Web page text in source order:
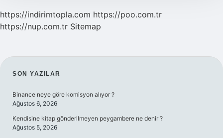
https://indirimtopla.com https://poo.com.tr
https://nup.com.tr Sitemap
SIDEBAR
SON YAZILAR
Binance neye göre komisyon alıyor ?
Ağustos 6, 2026
Kendisine kitap gönderilmeyen peygambere ne denir ?
Ağustos 5, 2026